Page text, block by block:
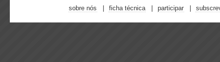
sobre nós ficha técnica participar